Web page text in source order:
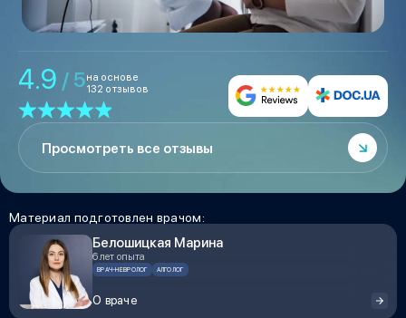
4.9 / 5на основе
132 отзывов
Просмотреть все отзывы
Материал подготовлен врачом:
Белошицкая Марина
6 лет опыта
ВРАЧ-НЕВРОЛОГ АЛГОЛОГ
О враче